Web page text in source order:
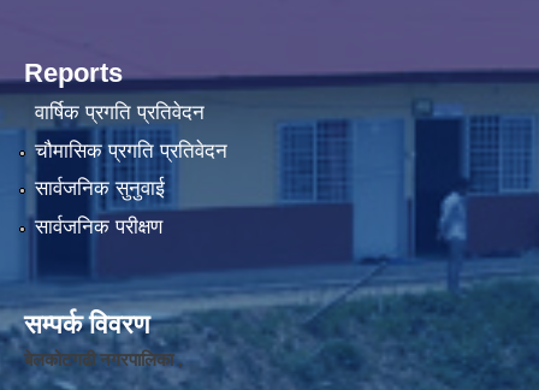
Reports
वार्षिक प्रगति प्रतिवेदन
चौमासिक प्रगति प्रतिवेदन
सार्वजनिक सुनुवाई
सार्वजनिक परीक्षण
सम्पर्क विवरण
बेलकोटगढी नगरपालिका ,